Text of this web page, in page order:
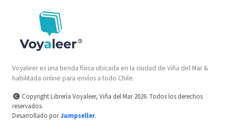
Voyaleer es una tienda física ubicada en la ciudad de Viña del Mar &
habilitada online para envíos a todo Chile.
Copyright Librería Voyaleer, Viña del Mar 2026. Todos los derechos
reservados.
Desarrollado porJumpseller.